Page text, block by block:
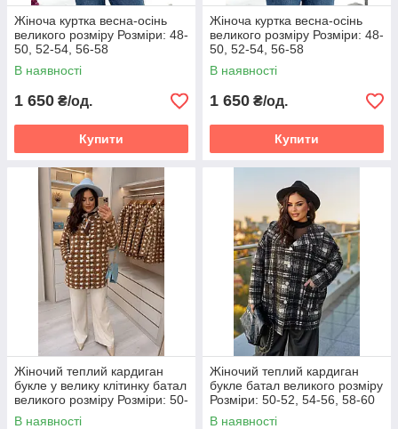
Жіноча куртка весна-осінь
великого розміру Розміри: 48-
50, 52-54, 56-58
В наявності
1 650 ₴/од.
Купити
Жіноча куртка весна-осінь
великого розміру Розміри: 48-
50, 52-54, 56-58
В наявності
1 650 ₴/од.
Купити
Жіночий теплий кардиган
букле у велику клітинку батал
великого розміру Розміри: 50-
52, 54-56, 58-60
В наявності
Жіночий теплий кардиган
букле батал великого розміру
Розміри: 50-52, 54-56, 58-60
В наявності